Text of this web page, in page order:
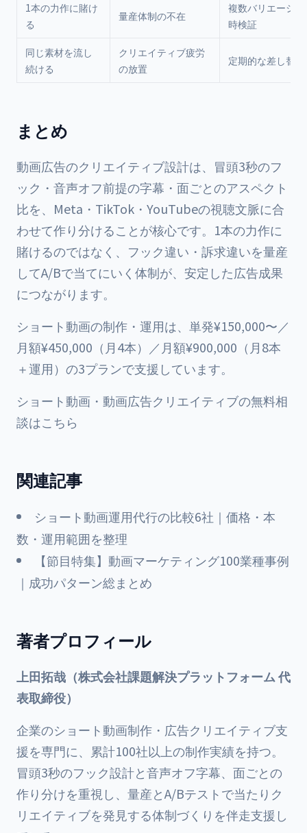
1本の力作に賭け
る
量産体制の不在
複数バリエーシ
時検証
同じ素材を流し
続ける
クリエイティブ疲労
の放置
定期的な差し替え
まとめ
動画広告のクリエイティブ設計は、冒頭3秒のフ
ック・音声オフ前提の字幕・面ごとのアスペクト
比を、Meta・TikTok・YouTubeの視聴文脈に合
わせて作り分けることが核心です。1本の力作に
賭けるのではなく、フック違い・訴求違いを量産
してA/Bで当てにいく体制が、安定した広告成果
につながります。
ショート動画の制作・運用は、単発¥150,000〜／
月額¥450,000（月4本）／月額¥900,000（月8本
＋運用）の3プランで支援しています。
ショート動画・動画広告クリエイティブの無料相
談はこちら
関連記事
ショート動画運用代行の比較6社｜価格・本
数・運用範囲を整理
【節目特集】動画マーケティング100業種事例
｜成功パターン総まとめ
著者プロフィール
上田拓哉（株式会社課題解決プラットフォーム 代
表取締役）
企業のショート動画制作・広告クリエイティブ支
援を専門に、累計100社以上の制作実績を持つ。
冒頭3秒のフック設計と音声オフ字幕、面ごとの
作り分けを重視し、量産とA/Bテストで当たりク
リエイティブを発見する体制づくりを伴走支援し